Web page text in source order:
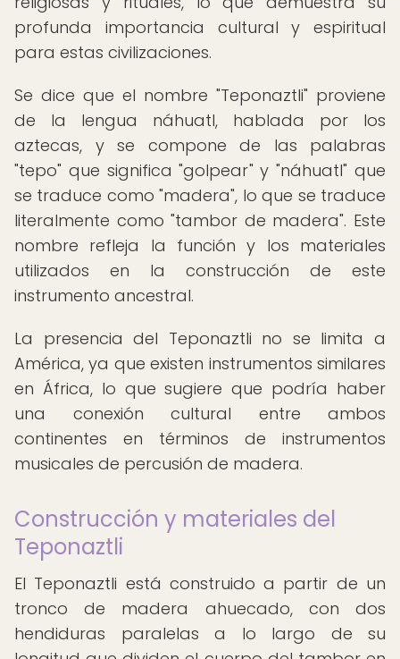
profunda importancia cultural y espiritual
para estas civilizaciones.
Se dice que el nombre "Teponaztli" proviene
de la lengua náhuatl, hablada por los
aztecas, y se compone de las palabras
"tepo" que significa "golpear" y "náhuatl" que
se traduce como "madera", lo que se traduce
literalmente como "tambor de madera". Este
nombre refleja la función y los materiales
utilizados en la construcción de este
instrumento ancestral.
La presencia del Teponaztli no se limita a
América, ya que existen instrumentos similares
en África, lo que sugiere que podría haber
una conexión cultural entre ambos
continentes en términos de instrumentos
musicales de percusión de madera.
Construcción y materiales del
Teponaztli
El Teponaztli está construido a partir de un
tronco de madera ahuecado, con dos
hendiduras paralelas a lo largo de su